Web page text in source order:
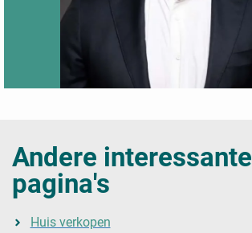
Andere interessante
pagina's
Huis verkopen